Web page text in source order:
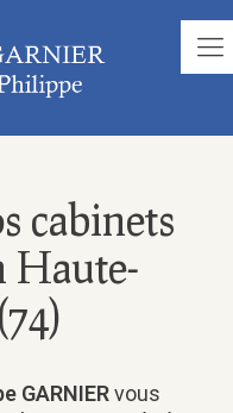
cabinets
Haute-
GARNIERvous